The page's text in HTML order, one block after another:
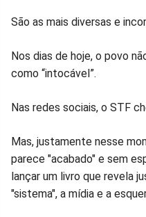
FacebookWhatsapp
São as mais diversas e
Nos dias de hoje, o povo
como “intocável”.
Nas redes sociais, o STF
Mas, justamente nesse
parece "acabado" e sem
lançar um livro que revela
"sistema", a mídia e a